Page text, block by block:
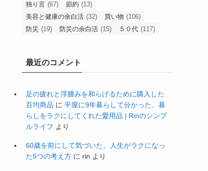
独り言 (67) 節約 (13)
美容と健康の余白活 (32) 買い物 (106)
防災 (19) 防災の余白活 (15) ５０代 (117)
最近のコメント
足の疲れと浮腫みを和らげるために購入した
百均商品 に 平屋に9年暮らして分かった、暮
らしをラクにしてくれた愛用品 | Rinのシンプ
ルライフ より
60歳を前にして気づいた。人生がラクになっ
た5つの考え方 に rin より